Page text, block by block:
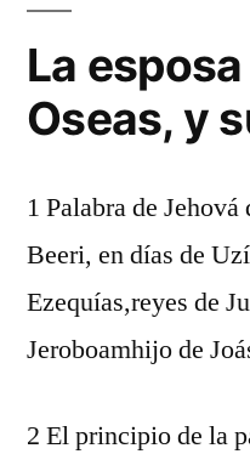
La
Oseas, y
1 Palabra de
Beeri, en días de
Ezequías,reyes de
Jeroboamhijo de
2 El principio de la